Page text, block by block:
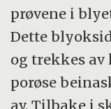
prøvene i
Dette
og trekkes
porøse
av. Tilbake i